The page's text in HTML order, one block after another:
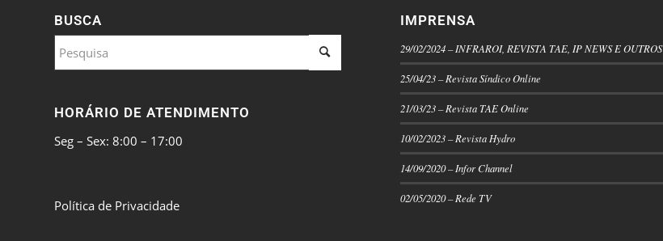
BUSCA
HORÁRIO DE ATENDIMENTO
Seg – Sex: 8:00 – 17:00
Política de Privacidade
IMPRENSA
29/02/2024 – INFRAROI, REVISTA TAE, IP NEWS E OUTROS
25/04/23 – Revista Síndico Online
21/03/23 – Revista TAE Online
10/02/2023 – Revista Hydro
14/09/2020 – Infor Channel
02/05/2020 – Rede TV